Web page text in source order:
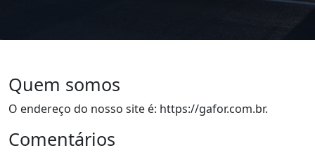
Quem somos
O endereço do nosso site é: https://gafor.com.br.
Comentários